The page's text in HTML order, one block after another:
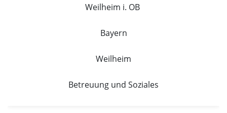
Weilheim i. OB
Bayern
Weilheim
Betreuung und Soziales